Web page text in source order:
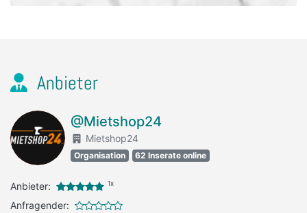
Anbieter
@Mietshop24
Mietshop24
Organisation 62 Inserate online
Anbieter: 1x
Anfragender: